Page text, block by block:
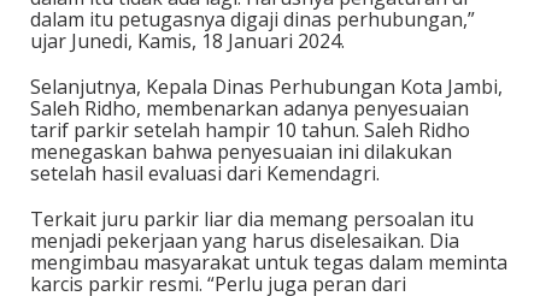
dalam itu petugasnya digaji dinas perhubungan,”
ujar Junedi, Kamis, 18 Januari 2024.
Selanjutnya, Kepala Dinas Perhubungan Kota Jambi,
Saleh Ridho, membenarkan adanya penyesuaian
tarif parkir setelah hampir 10 tahun. Saleh Ridho
menegaskan bahwa penyesuaian ini dilakukan
setelah hasil evaluasi dari Kemendagri.
Terkait juru parkir liar dia memang persoalan itu
menjadi pekerjaan yang harus diselesaikan. Dia
mengimbau masyarakat untuk tegas dalam meminta
karcis parkir resmi. “Perlu juga peran dari